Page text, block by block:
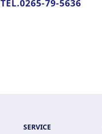
TEL.0265-79-5636
SERVICE